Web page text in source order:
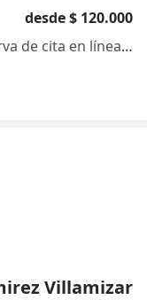
desde $ 120.000
Este especialista no ofrece reserva de cita en línea en esta dirección.
Villamizar